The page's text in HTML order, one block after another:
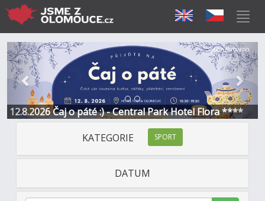
12.8.2026 Čaj o páté :) - Central Park Hotel Flora ****
Předchozí Další
Sponzorováno
KATEGORIE SPORT
DATUM